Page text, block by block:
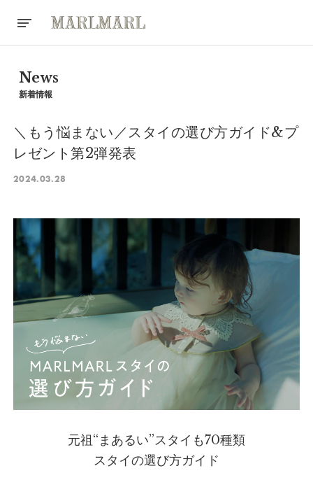
News
新着情報
＼もう悩まない／スタイの選び方ガイド&プ
レゼント第2弾発表
2024.03.28
元祖“まあるい”スタイも70種類
スタイの選び方ガイド